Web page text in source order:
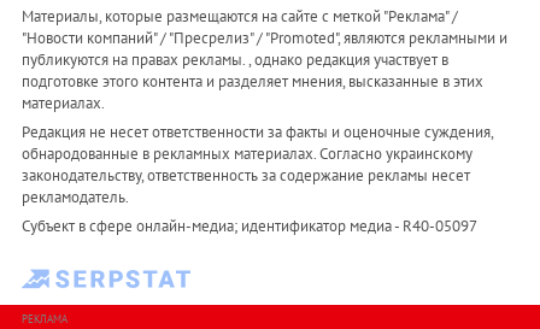
Материалы, которые размещаются на сайте с меткой "Реклама" /
"Новости компаний" / "Пресрелиз" / "Promoted", являются рекламными и
публикуются на правах рекламы. , однако редакция участвует в
подготовке этого контента и разделяет мнения, высказанные в этих
материалах.
Редакция не несет ответственности за факты и оценочные суждения,
обнародованные в рекламных материалах. Согласно украинскому
законодательству, ответственность за содержание рекламы несет
рекламодатель.
Субъект в сфере онлайн-медиа; идентификатор медиа - R40-05097
РЕКЛАМА